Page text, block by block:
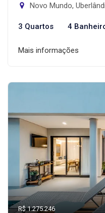
Novo Mundo,
3 Quartos 4
Mais informações
R$ 1.275.246